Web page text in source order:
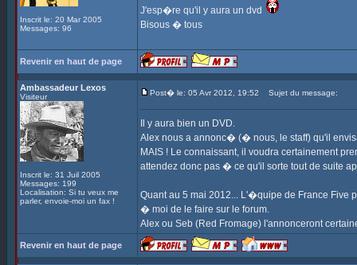
Inscrit le: 20 Mar 2005
Messages: 96
J'esp�re qu'il y aura un dvd
Bisous � tous
Revenir en haut de page
Ambassadeur Lexos
Visiteur
Inscrit le: 31 Juil 2005
Messages: 199
Localisation: Si tu veux me
parler, envoie-moi un fax !
Post� le: 05 Avr 2012, 19:52 Sujet du message:
Il y aura bien un DVD.
Alex nous a annonc� (� nous, le staff) qu'il
MAIS ! Le connaissant, il voudra certainement
attendez donc pas � ce qu'il sorte tout de suite
Quant au 5 mai 2012... L'�quipe de France
� moi de le faire sur le forum.
Alex ou Seb (Red Fromage) l'annonceront
Revenir en haut de page